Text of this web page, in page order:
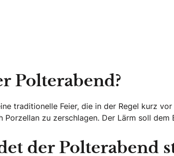
Polterabend?
traditionelle Feier, die in der Regel kurz
Porzellan zu zerschlagen. Der Lärm soll
der Polterabend